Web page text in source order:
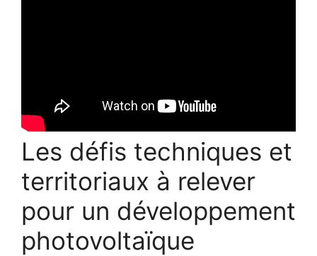
Les défis techniques et
territoriaux à relever
pour un développement
photovoltaïque